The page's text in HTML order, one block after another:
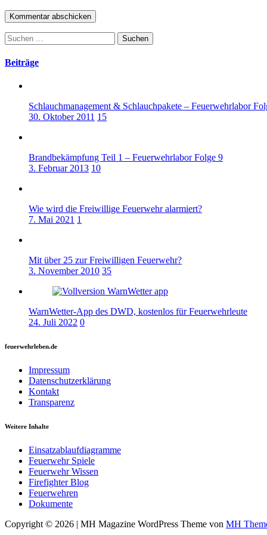
Suchen
nach:
Beiträge
Schlauchmanagement & Schlauchpakete – Feuerwehrlabor
30. Oktober 2011 15
Brandbekämpfung Teil 1 – Feuerwehrlabor Folge 9
3. Februar 2013 10
Wie wird die Freiwillige Feuerwehr alarmiert?
7. Mai 2021 1
Mit über 25 zur Freiwilligen Feuerwehr?
3. November 2010 35
WarnWetter-App des DWD, kostenlos für Feuerwehrleute
24. Juli 2022 0
feuerwehrleben.de
Impressum
Datenschutzerklärung
Kontakt
Transparenz
Weitere Inhalte
Einsatzablaufdiagramme
Feuerwehr Spiele
Feuerwehr Wissen
Firefighter Blog
Feuerwehren
Dokumente
Copyright © 2026 | MH Magazine WordPress Theme von MH